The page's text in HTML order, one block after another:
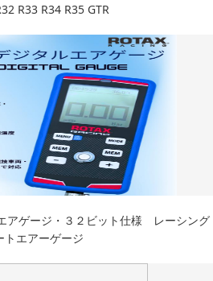
R33 R34 R35 GTR
アゲージ・３２ビット仕様 レーシング
トエアーゲージ